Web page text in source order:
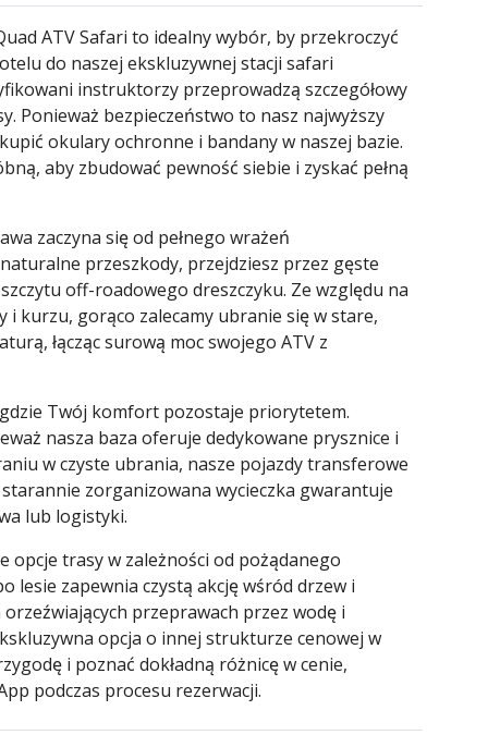
ATV Safari to idealny wybór, by przekroczyć
do naszej ekskluzywnej stacji safari
instruktorzy przeprowadzą szczegółowy
Ponieważ bezpieczeństwo to nasz najwyższy
okulary ochronne i bandany w naszej bazie.
aby zbudować pewność siebie i zyskać pełną
zaczyna się od pełnego wrażeń
przeszkody, przejdziesz przez gęste
off-roadowego dreszczyku. Ze względu na
i kurzu, gorąco zalecamy ubranie się w stare,
łącząc surową moc swojego ATV z
Twój komfort pozostaje priorytetem.
nasza baza oferuje dedykowane prysznice i
w czyste ubrania, nasze pojazdy transferowe
zorganizowana wycieczka gwarantuje
lub logistyki.
opcje trasy w zależności od pożądanego
lesie zapewnia czystą akcję wśród drzew i
przeprawach przez wodę i
opcja o innej strukturze cenowej w
i poznać dokładną różnicę w cenie,
podczas procesu rezerwacji.